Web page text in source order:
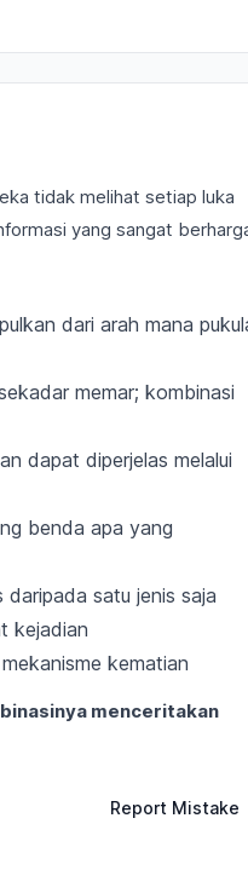
tidak melihat setiap luka
yang sangat
dari arah mana
memar; kombinasi
dapat diperjelas melalui
benda apa yang
daripada satu jenis saja
kejadian
kematian
menceritakan
Report Mistake